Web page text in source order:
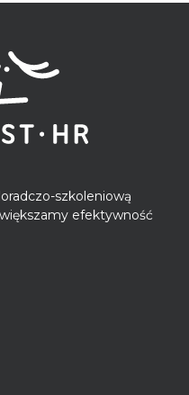
szkoleniową
efektywność